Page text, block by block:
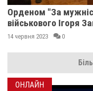
ОНЛАЙН
Орденом "За
військового Ігоря
14 червня 2023 0